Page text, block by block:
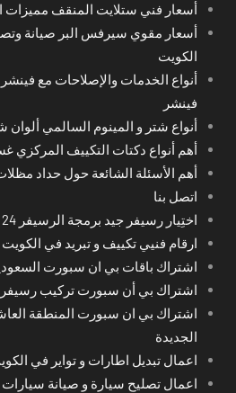
أسعار فني ستلايت المنقف مميزات
أسعار مقوي سيرفس البر صيانة
الكويت
أنواع الخدمات والإصلاحات مع
فينشر
أنواع شتر و المينوم السالمي
أهم أنواع دكتات التكييف المركزي
أهم الأسئلة الشائعة حول حداد
اتصل بنا
اختِيار رسيفر جيد برمجة الرسيفر 24 ساعة في الكويت
ارقام فنيي تكييف و تبريد في الكويت
اشتراك باقات بي ان سبورت
اشتراك بي أن سبورت تركيب
الجديدة
اعمال تبديل اطارات و تواير في
اعمال تصليح سيارة و صيانة